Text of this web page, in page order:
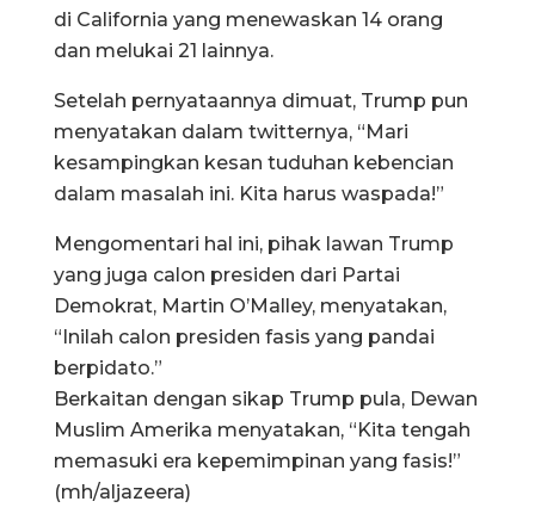
di California yang menewaskan 14 orang
dan melukai 21 lainnya.
Setelah pernyataannya dimuat, Trump pun
menyatakan dalam twitternya, “Mari
kesampingkan kesan tuduhan kebencian
dalam masalah ini. Kita harus waspada!”
Mengomentari hal ini, pihak lawan Trump
yang juga calon presiden dari Partai
Demokrat, Martin O’Malley, menyatakan,
“Inilah calon presiden fasis yang pandai
berpidato.”
Berkaitan dengan sikap Trump pula, Dewan
Muslim Amerika menyatakan, “Kita tengah
memasuki era kepemimpinan yang fasis!”
(mh/aljazeera)